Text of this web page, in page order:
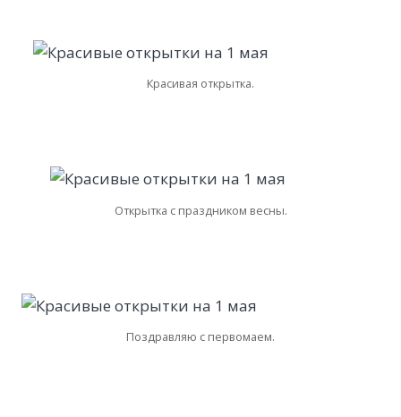
Красивая открытка.
Открытка с праздником весны.
Поздравляю с первомаем.